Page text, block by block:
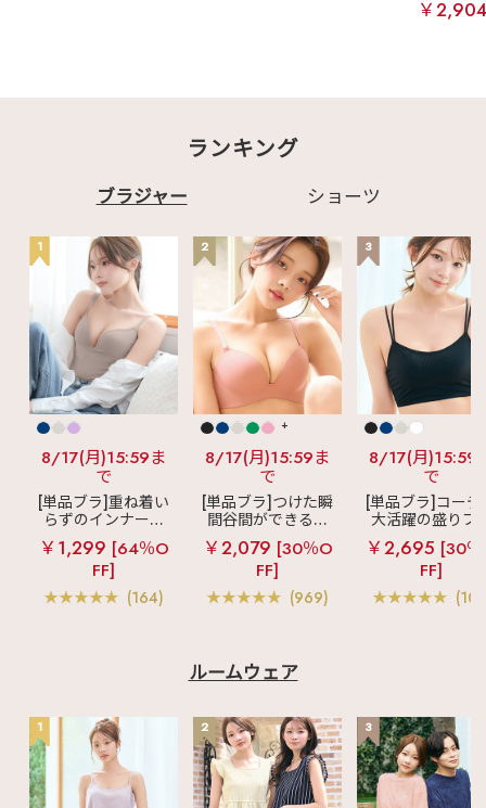
￥
ランキング
ブラジャー ショーツ
1
8/17(月)15:59ま
で
[単品ブラ]重ね着い
らずのインナーブ
ラ
リッチバスト
ブラトップ (ワイヤ
ー入り)
￥1,299 [64％O
FF]
(164)
2
+
8/17(月)15:59ま
で
[単品ブラ]つけた瞬
間谷間ができるシ
ームレスブラ
超
盛ブラ(R) シームレ
ス 単品ブラジャー
￥2,079 [30％O
FF]
(969)
3
8/17(月)15:59
で
[単品ブラ]コーデ
大活躍の盛りブ
ショートレン
ス ブラトップ 超
ブラ(R) 単品ブ
ャー
￥2,695 [30
FF]
ルームウェア
1 2 3